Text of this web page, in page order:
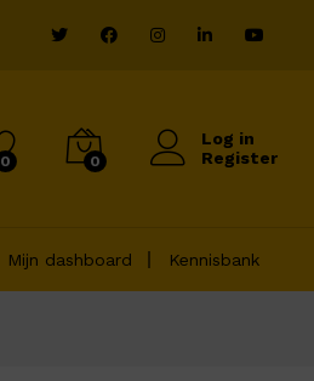
0 0
Log in
Register
Mijn dashboard Kennisbank